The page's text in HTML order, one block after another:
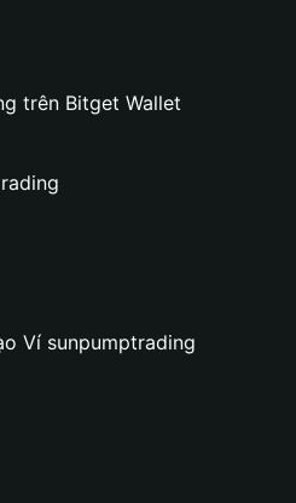
trên Bitget Wallet
Ví sunpumptrading